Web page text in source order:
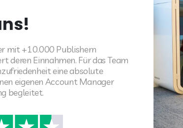
mit +10.000 Publishern
Einnahmen. Für das Team
eine absolute
eigenen Account Manager
begleitet.